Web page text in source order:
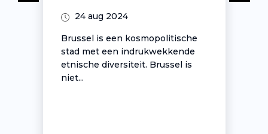
24 aug 2024
Brussel is een kosmopolitische
stad met een indrukwekkende
etnische diversiteit. Brussel is
niet...